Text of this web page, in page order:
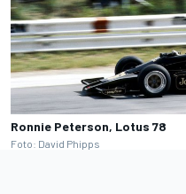
Ronnie Peterson, Lotus 78
Foto: David Phipps